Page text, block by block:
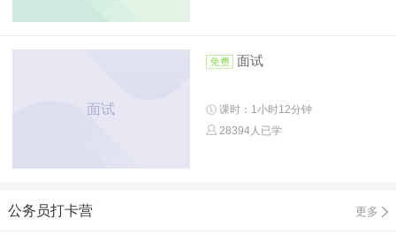
面试
面试
课时：1小时12分钟
28394人已学
公务员打卡营 更多